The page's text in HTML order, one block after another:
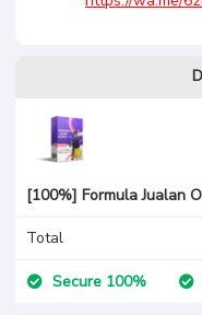
[100%] Formula Jualan
Total
Secure 100%